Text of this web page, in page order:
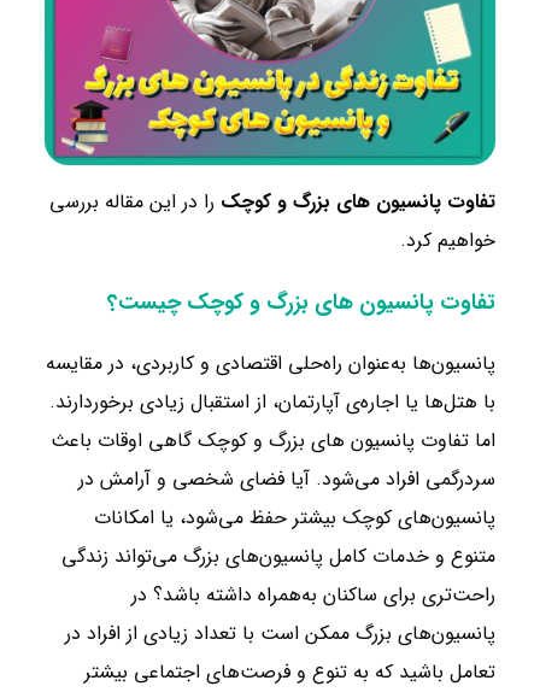
تفاوت پانسیون های بزرگ و کوچک را در این مقاله بررسی
خواهیم کرد.
تفاوت پانسیون های بزرگ و کوچک چیست؟
پانسیون‌ها به‌عنوان راه‌حلی اقتصادی و کاربردی، در مقایسه
با هتل‌ها یا اجاره‌ی آپارتمان، از استقبال زیادی برخوردارند.
اما تفاوت پانسیون های بزرگ و کوچک گاهی اوقات باعث
سردرگمی افراد می‌شود. آیا فضای شخصی و آرامش در
پانسیون‌های کوچک بیشتر حفظ می‌شود، یا امکانات
متنوع و خدمات کامل پانسیون‌های بزرگ می‌تواند زندگی
راحت‌تری برای ساکنان به‌همراه داشته باشد؟ در
پانسیون‌های بزرگ ممکن است با تعداد زیادی از افراد در
تعامل باشید که به تنوع و فرصت‌های اجتماعی بیشتر